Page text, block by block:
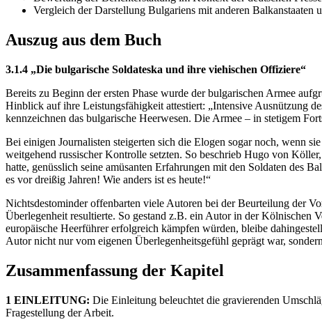
Vergleich der Darstellung Bulgariens mit anderen Balkanstaaten
Auszug aus dem Buch
3.1.4 „Die bulgarische Soldateska und ihre viehischen Offiziere“
Bereits zu Beginn der ersten Phase wurde der bulgarischen Armee
Hinblick auf ihre Leistungsfähigkeit attestiert: „Intensive Ausnützung
kennzeichnen das bulgarische Heerwesen. Die Armee – in stetigem
Bei einigen Journalisten steigerten sich die Elogen sogar noch, wenn
weitgehend russischer Kontrolle setzten. So beschrieb Hugo von
hatte, genüsslich seine amüsanten Erfahrungen mit den Soldaten des
es vor dreißig Jahren! Wie anders ist es heute!“
Nichtsdestominder offenbarten viele Autoren bei der Beurteilung der
Überlegenheit resultierte. So gestand z.B. ein Autor in der Kölnischen
europäische Heerführer erfolgreich kämpfen würden, bleibe
Autor nicht nur vom eigenen Überlegenheitsgefühl geprägt war,
Zusammenfassung der Kapitel
1 EINLEITUNG: Die Einleitung beleuchtet die gravierenden
Fragestellung der Arbeit.